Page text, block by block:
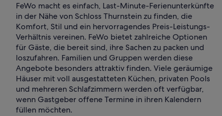
FeWo macht es einfach, Last-Minute-Ferienunterkünfte
in der Nähe von Schloss Thurnstein zu finden, die
Komfort, Stil und ein hervorragendes Preis-Leistungs-
Verhältnis vereinen. FeWo bietet zahlreiche Optionen
für Gäste, die bereit sind, ihre Sachen zu packen und
loszufahren. Familien und Gruppen werden diese
Angebote besonders attraktiv finden. Viele geräumige
Häuser mit voll ausgestatteten Küchen, privaten Pools
und mehreren Schlafzimmern werden oft verfügbar,
wenn Gastgeber offene Termine in ihren Kalendern
füllen möchten.